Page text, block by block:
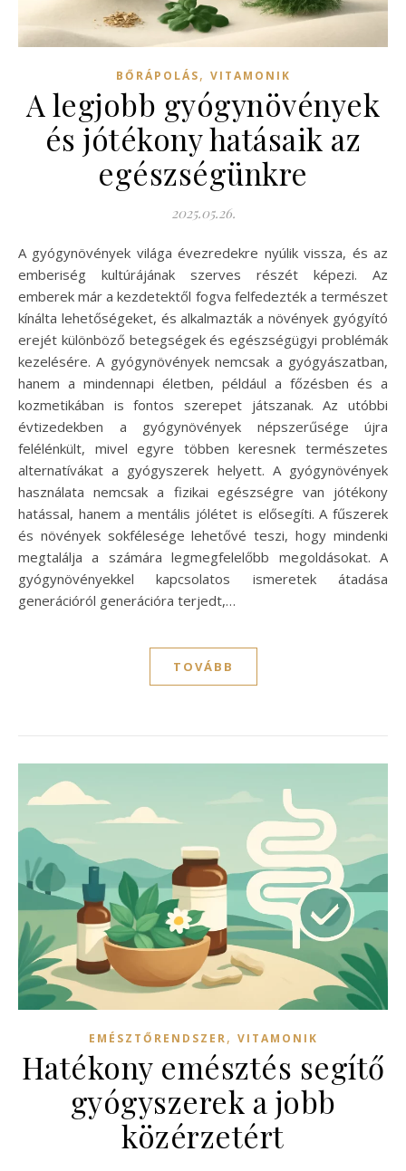
BŐRÁPOLÁS, VITAMONIK
A legjobb gyógynövények
és jótékony hatásaik az
egészségünkre
2025.05.26.
A gyógynövények világa évezredekre nyúlik vissza, és az
emberiség kultúrájának szerves részét képezi. Az
emberek már a kezdetektől fogva felfedezték a természet
kínálta lehetőségeket, és alkalmazták a növények gyógyító
erejét különböző betegségek és egészségügyi problémák
kezelésére. A gyógynövények nemcsak a gyógyászatban,
hanem a mindennapi életben, például a főzésben és a
kozmetikában is fontos szerepet játszanak. Az utóbbi
évtizedekben a gyógynövények népszerűsége újra
felélénkült, mivel egyre többen keresnek természetes
alternatívákat a gyógyszerek helyett. A gyógynövények
használata nemcsak a fizikai egészségre van jótékony
hatással, hanem a mentális jólétet is elősegíti. A fűszerek
és növények sokfélesége lehetővé teszi, hogy mindenki
megtalálja a számára legmegfelelőbb megoldásokat. A
gyógynövényekkel kapcsolatos ismeretek átadása
generációról generációra terjedt,…
TOVÁBB
EMÉSZTŐRENDSZER, VITAMONIK
Hatékony emésztés segítő
gyógyszerek a jobb
közérzetért